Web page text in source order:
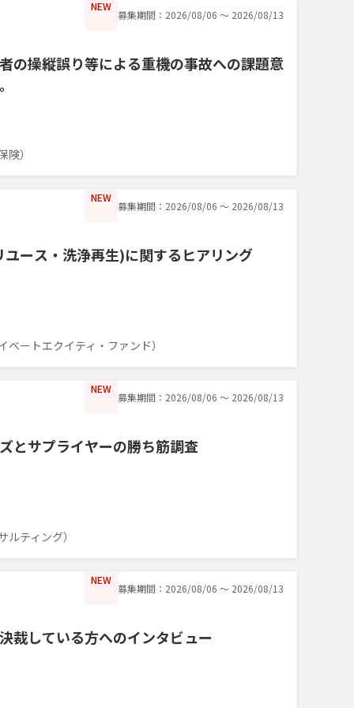
NEW
募集期間：2026/08/06 〜 2026/08/13
の操縦誤り等による重機の事故への課題意
）
NEW
募集期間：2026/08/06 〜 2026/08/13
ース・洗浄再生)に関するヒアリング
ートエクイティ・ファンド）
NEW
募集期間：2026/08/06 〜 2026/08/13
とサプライヤーの勝ち筋調査
ティング）
NEW
募集期間：2026/08/06 〜 2026/08/13
裁している方へのインタビュー